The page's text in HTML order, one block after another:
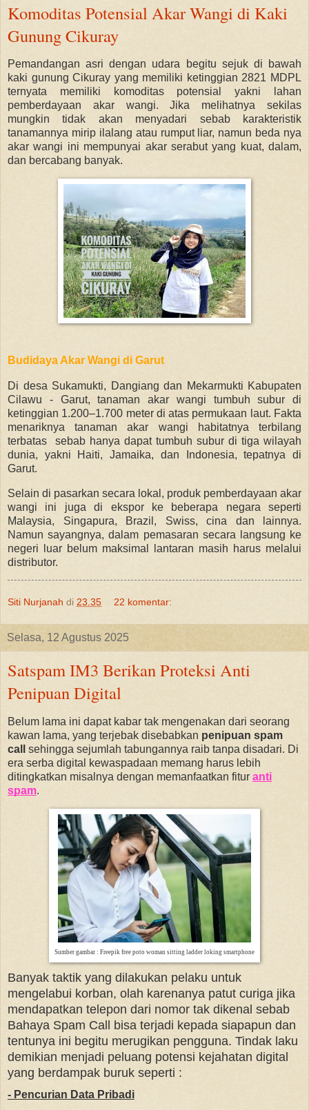
Komoditas Potensial Akar Wangi di Kaki
Gunung Cikuray
Pemandangan asri dengan udara begitu sejuk di bawah
kaki gunung Cikuray yang memiliki ketinggian 2821 MDPL
ternyata memiliki komoditas potensial yakni lahan
pemberdayaan akar wangi. Jika melihatnya sekilas
mungkin tidak akan menyadari sebab karakteristik
tanamannya mirip ilalang atau rumput liar, namun beda nya
akar wangi ini mempunyai akar serabut yang kuat, dalam,
dan bercabang banyak.
Budidaya Akar Wangi di Garut
Di desa Sukamukti, Dangiang dan Mekarmukti Kabupaten
Cilawu - Garut, tanaman akar wangi tumbuh subur di
ketinggian 1.200–1.700 meter di atas permukaan laut. Fakta
menariknya tanaman akar wangi habitatnya terbilang
terbatas sebab hanya dapat tumbuh subur di tiga wilayah
dunia, yakni Haiti, Jamaika, dan Indonesia, tepatnya di
Garut.
Selain di pasarkan secara lokal, produk pemberdayaan akar
wangi ini juga di ekspor ke beberapa negara seperti
Malaysia, Singapura, Brazil, Swiss, cina dan lainnya.
Namun sayangnya, dalam pemasaran secara langsung ke
negeri luar belum maksimal lantaran masih harus melalui
distributor.
Siti Nurjanah di 23.35 22 komentar:
Selasa, 12 Agustus 2025
Satspam IM3 Berikan Proteksi Anti
Penipuan Digital
Belum lama ini dapat kabar tak mengenakan dari seorang
kawan lama, yang terjebak disebabkan penipuan spam
call
sehingga sejumlah tabungannya raib tanpa disadari. Di
era serba digital kewaspadaan memang harus lebih
ditingkatkan misalnya dengan memanfaatkan fitur anti
spam.
Sumber gambar : Freepik free poto woman sitting ladder loking smartphone
Banyak taktik yang dilakukan pelaku untuk
mengelabui korban, olah karenanya patut curiga jika
mendapatkan telepon dari nomor tak dikenal sebab
Bahaya Spam Call bisa terjadi kepada siapapun dan
tentunya ini begitu merugikan pengguna. Tindak laku
demikian menjadi peluang potensi kejahatan digital
yang berdampak buruk seperti :
- Pencurian Data Pribadi